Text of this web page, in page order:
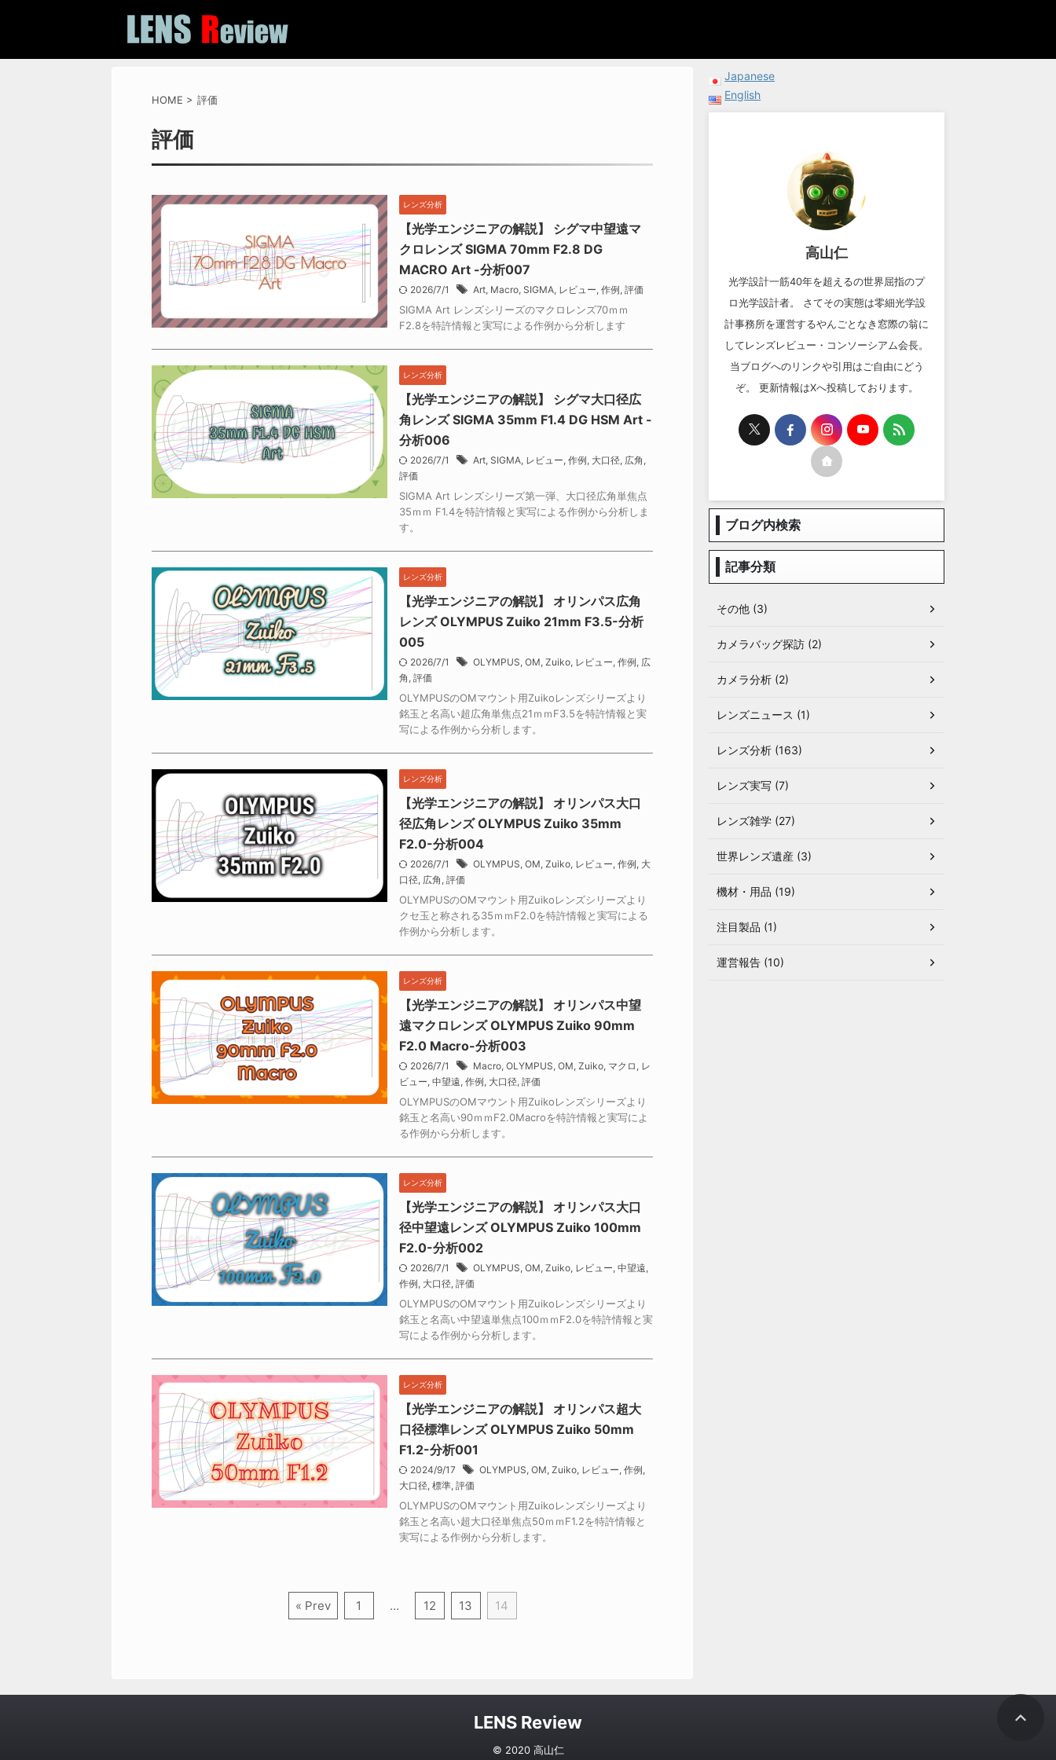
HOME > 評価
評価
レンズ分析
【光学エンジニアの解説】 シグマ中望遠マ
クロレンズ SIGMA 70mm F2.8 DG
MACRO Art -分析007
2026/7/1 Art Macro SIGMA レビュー 作例 評価
SIGMA Art レンズシリーズのマクロレンズ70ｍｍ
F2.8を特許情報と実写による作例から分析します
レンズ分析
【光学エンジニアの解説】 シグマ大口径広
角レンズ SIGMA 35mm F1.4 DG HSM Art -
分析006
2026/7/1 Art SIGMA レビュー 作例 大口径 広角
評価
SIGMA Art レンズシリーズ第一弾、大口径広角単焦点
35ｍｍ F1.4を特許情報と実写による作例から分析しま
す。
レンズ分析
【光学エンジニアの解説】 オリンパス広角
レンズ OLYMPUS Zuiko 21mm F3.5-分析
005
2026/7/1 OLYMPUS OM Zuiko レビュー 作例 広
角 評価
OLYMPUSのOMマウント用Zuikoレンズシリーズより
銘玉と名高い超広角単焦点21ｍｍF3.5を特許情報と実
写による作例から分析します。
レンズ分析
【光学エンジニアの解説】 オリンパス大口
径広角レンズ OLYMPUS Zuiko 35mm
F2.0-分析004
2026/7/1 OLYMPUS OM Zuiko レビュー 作例 大
口径 広角 評価
OLYMPUSのOMマウント用Zuikoレンズシリーズより
クセ玉と称される35ｍｍF2.0を特許情報と実写による
作例から分析します。
レンズ分析
【光学エンジニアの解説】 オリンパス中望
遠マクロレンズ OLYMPUS Zuiko 90mm
F2.0 Macro-分析003
2026/7/1 Macro OLYMPUS OM Zuiko マクロ レ
ビュー 中望遠 作例 大口径 評価
OLYMPUSのOMマウント用Zuikoレンズシリーズより
銘玉と名高い90ｍｍF2.0Macroを特許情報と実写によ
る作例から分析します。
レンズ分析
【光学エンジニアの解説】 オリンパス大口
径中望遠レンズ OLYMPUS Zuiko 100mm
F2.0-分析002
2026/7/1 OLYMPUS OM Zuiko レビュー 中望遠
作例 大口径 評価
OLYMPUSのOMマウント用Zuikoレンズシリーズより
銘玉と名高い中望遠単焦点100ｍｍF2.0を特許情報と実
写による作例から分析します。
レンズ分析
【光学エンジニアの解説】 オリンパス超大
口径標準レンズ OLYMPUS Zuiko 50mm
F1.2-分析001
2024/9/17 OLYMPUS OM Zuiko レビュー 作例
大口径 標準 評価
OLYMPUSのOMマウント用Zuikoレンズシリーズより
銘玉と名高い超大口径単焦点50ｍｍF1.2を特許情報と
実写による作例から分析します。
« Prev 1 … 12 13 14
Japanese
English
高山仁
光学設計一筋40年を超えるの世界屈指のプ
ロ光学設計者。 さてその実態は零細光学設
計事務所を運営するやんごとなき窓際の翁に
してレンズレビュー・コンソーシアム会長。
当ブログへのリンクや引用はご自由にどう
ぞ。 更新情報はXへ投稿しております。
ブログ内検索
記事分類
その他 (3)
カメラバッグ探訪 (2)
カメラ分析 (2)
レンズニュース (1)
レンズ分析 (163)
レンズ実写 (7)
レンズ雑学 (27)
世界レンズ遺産 (3)
機材・用品 (19)
注目製品 (1)
運営報告 (10)
LENS Review
© 2020 高山仁